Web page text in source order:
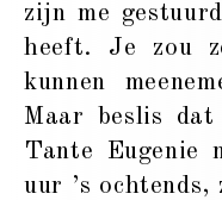
zijn me
heeft. Je zou
kunnen
Maar beslis
Tante Eugenie
uur ’s